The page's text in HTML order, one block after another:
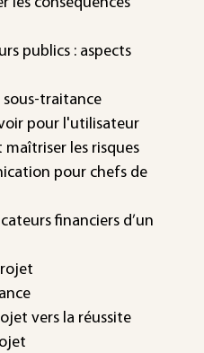
publics : aspects
sous-traitance
pour l'utilisateur
les risques
pour chefs de
financiers d’un
vers la réussite